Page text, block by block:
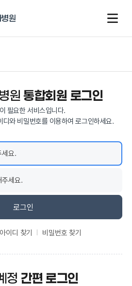
원
원 통합회원 로그인
필요한 서비스입니다.
디와 비밀번호를 이용하여 로그인하세요.
로그인
아이디 찾기 비밀번호 찾기
정 간편 로그인